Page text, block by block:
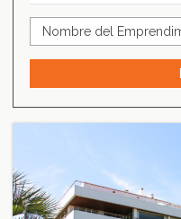
Barrio